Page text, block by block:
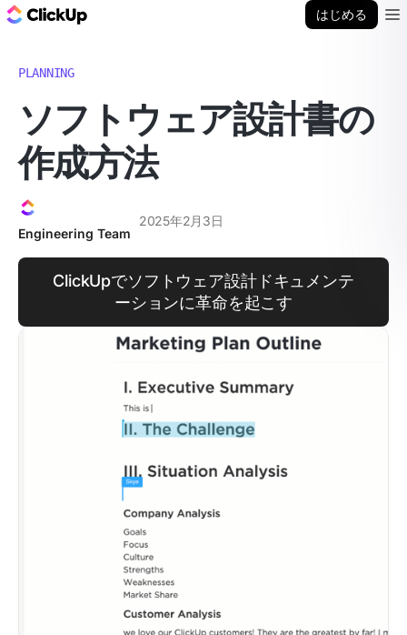
はじめる
PLANNING
ソフトウェア設計書の
作成方法
Engineering Team
2025年2月3日
ClickUpでソフトウェア設計ドキュメンテ
ーションに革命を起こす